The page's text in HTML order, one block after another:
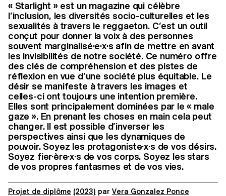
« Starlight » est un magazine qui célèbre
l’inclusion, les diversités socio-culturelles et les
sexualités à travers le reggaeton. C’est un outil
conçut pour donner la voix à des personnes
souvent marginalisé·e·x·s afin de mettre en avant
les invisibilités de notre société. Ce numéro offre
des clés de compréhension et des pistes de
réflexion en vue d’une société plus équitable. Le
désir se manifeste à travers les images et
celles-ci ont toujours une intention première.
Elles sont principalement dominées par le « male
gaze ». En prenant les choses en main cela peut
changer. Il est possible d’inverser les
perspectives ainsi que les dynamiques de
pouvoir. Soyez les protagoniste·x·s de vos désirs.
Soyez fier·ère·x·s de vos corps. Soyez les stars
de vos propres fantasmes et de vos vies.
Projet de diplôme (2023) par Vera Gonzalez Ponce